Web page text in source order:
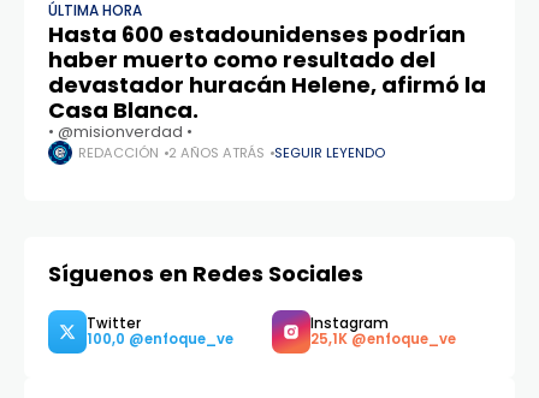
ÚLTIMA HORA
Hasta 600 estadounidenses podrían
haber muerto como resultado del
devastador huracán Helene, afirmó la
Casa Blanca.
• @misionverdad •
REDACCIÓN 2 AÑOS ATRÁS SEGUIR LEYENDO
Síguenos en Redes Sociales